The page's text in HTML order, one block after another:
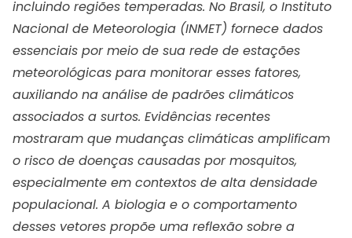
incluindo regiões temperadas. No Brasil, o Instituto
Nacional de Meteorologia (INMET) fornece dados
essenciais por meio de sua rede de estações
meteorológicas para monitorar esses fatores,
auxiliando na análise de padrões climáticos
associados a surtos. Evidências recentes
mostraram que mudanças climáticas amplificam
o risco de doenças causadas por mosquitos,
especialmente em contextos de alta densidade
populacional. A biologia e o comportamento
desses vetores propõe uma reflexão sobre a